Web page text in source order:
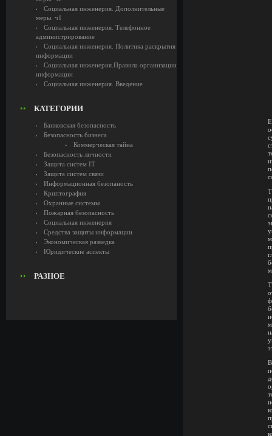
Социальная инженерия. Дополнительные
меры. ч1
Социальная инженерия. Телефонное
администрирование
Социальная инженерия. Политика раскрытия
информации
Социальная инженерия.Правила организации
информации
Социальная инженерия. Введение
КАТЕГОРИИ
Банковская безопасность
Безопасность бизнеса
Коммерческая тайна
Безопасность личности
Защита систем IT
Защита систем связи
Информационная безопаность
Криптография
Охранные системы
Пожарная безопасность
Социальная инженерия
Средства защиты информации
Экономическая разведка
Юридические аспекты
РАЗНОЕ